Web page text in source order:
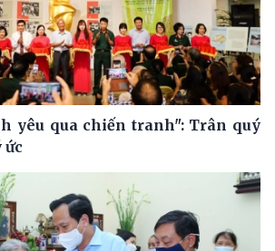
yêu qua chiến tranh": Trân quý
ức